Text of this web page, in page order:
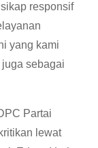
responsif
yang kami
sebagai
Partai
lewat